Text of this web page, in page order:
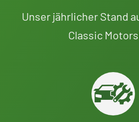
Unser jährlicher Stand
Classic